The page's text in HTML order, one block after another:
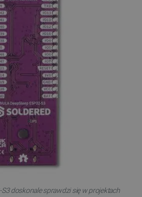
S3 doskonale sprawdzi się w projektach